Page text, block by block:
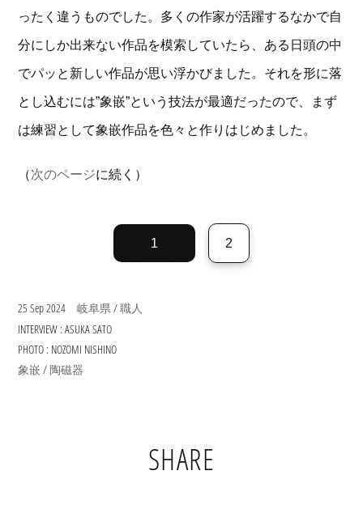
ったく違うものでした。多くの作家が活躍するなかで自
分にしか出来ない作品を模索していたら、ある日頭の中
でパッと新しい作品が思い浮かびました。それを形に落
とし込むには”象嵌”という技法が最適だったので、まず
は練習として象嵌作品を色々と作りはじめました。
（次のページに続く）
1 2
25 Sep 2024 岐阜県 /職人
INTERVIEW : ASUKA SATO
PHOTO : NOZOMI NISHINO
象嵌 /陶磁器
SHARE